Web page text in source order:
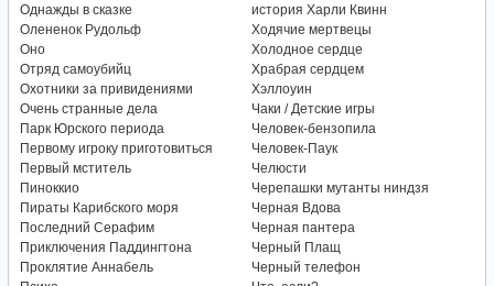
Однажды в сказке
Олененок Рудольф
Оно
Отряд самоубийц
Охотники за привидениями
Очень странные дела
Парк Юрского периода
Первому игроку приготовиться
Первый мститель
Пиноккио
Пираты Карибского моря
Последний Серафим
Приключения Паддингтона
Проклятие Аннабель
история Харли Квинн
Ходячие мертвецы
Холодное сердце
Храбрая сердцем
Хэллоуин
Чаки / Детские игры
Человек-бензопила
Человек-Паук
Челюсти
Черепашки мутанты ниндзя
Черная Вдова
Черная пантера
Черный Плащ
Черный телефон